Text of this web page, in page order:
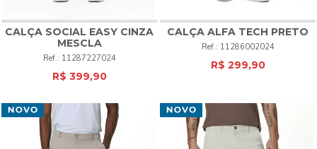
CALÇA SOCIAL EASY CINZA
MESCLA
11287227024
R$ 399,90
CALÇA ALFA TECH PRETO
11286002024
R$ 299,90